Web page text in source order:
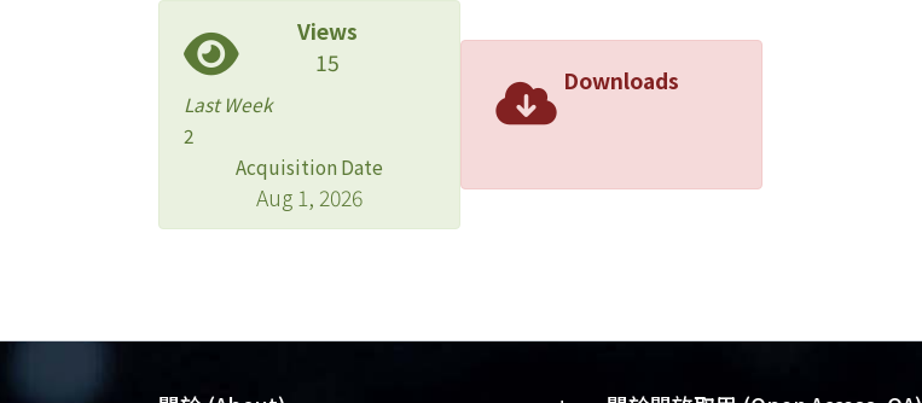
Views
15
Last Week
2
Acquisition Date
Aug 1, 2026
Downloads